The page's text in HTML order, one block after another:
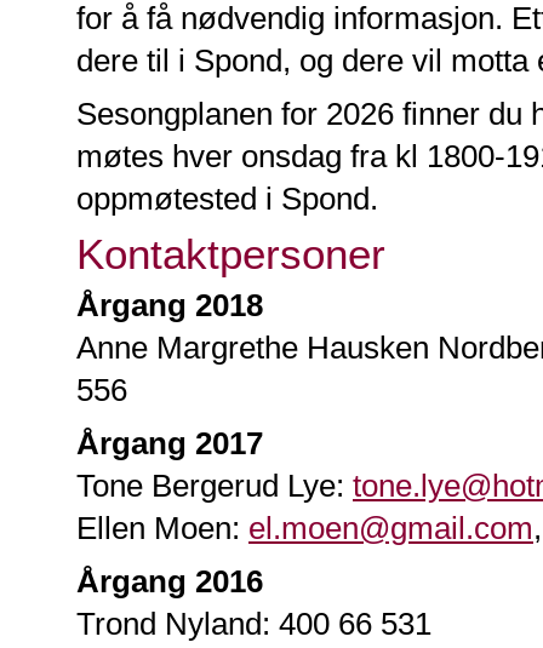
for å få nødvendig informasjon.
dere til i Spond, og dere vil
Sesongplanen for 2026 finner du
møtes hver onsdag fra kl 1800-
oppmøtested i Spond.
Kontaktpersoner
Årgang 2018
Anne Margrethe Hausken
556
Årgang 2017
Tone Bergerud Lye:
Ellen Moen: el.moen@gmail.com
Årgang 2016
Trond Nyland: 400 66 531